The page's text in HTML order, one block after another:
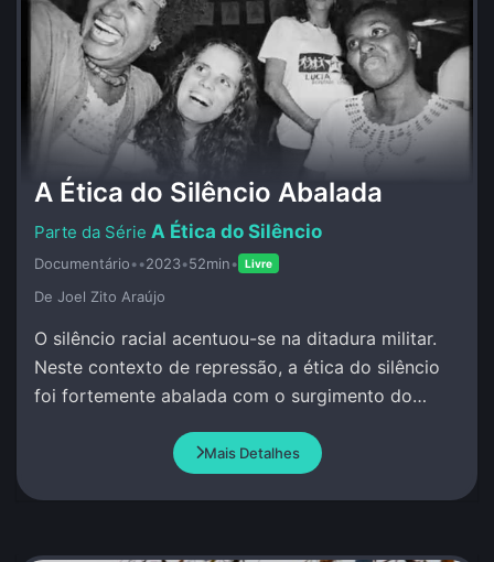
A Ética do Silêncio Abalada
A Ética do Silêncio
Documentário••2023•52min• Livre
De Joel Zito Araújo
O silêncio racial acentuou-se na ditadura militar.
Neste contexto de repressão, a ética do silêncio
foi fortemente abalada com o surgimento do
Mais Detalhes